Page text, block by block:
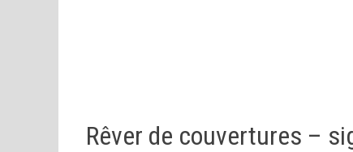
Rêver de couvertures –